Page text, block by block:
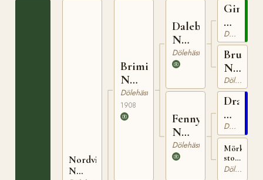
Nordvisvarten
N
Brimin
N
825
Dölehäst
1908
Dalebu
N
653
Dölehäst
Fenny
N
3241
Dölehäst
Gimle
N
425
Dölehäst
Bruna
N
384
Dölehäst
N
613
Dölehäst
Mörkbrunt
sto
föddDölehäst